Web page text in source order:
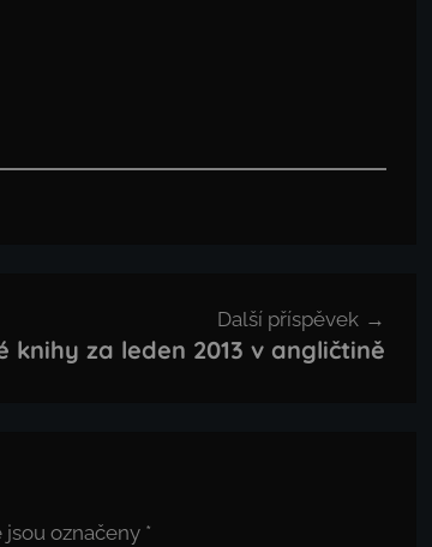
Další příspěvek
knihy za leden 2013 v angličtině
označeny *